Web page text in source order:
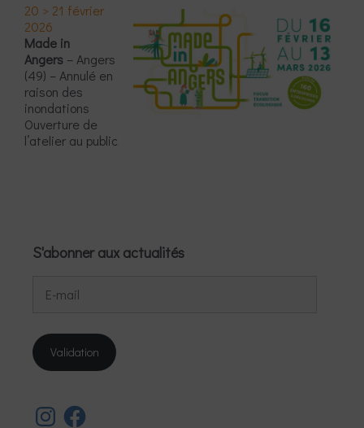
20 > 21 février
2026
Made in
Angers – Angers
(49) – Annulé en
raison des
inondations
Ouverture de
l’atelier au public
S'abonner aux actualités
mail
Validation
InstagramFacebook